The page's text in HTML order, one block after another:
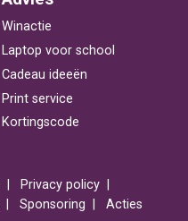
Winactie
Laptop voor school
Cadeau ideeën
Print service
Kortingscode
Privacy policy
Sponsoring Acties